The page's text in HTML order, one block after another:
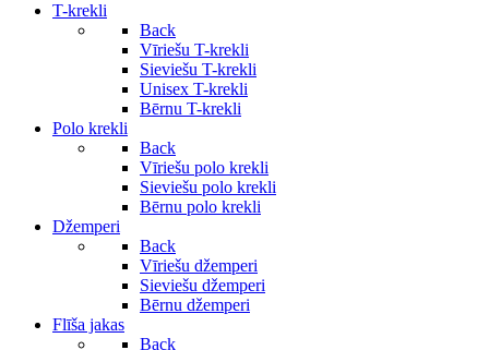
T-krekli
Back
Vīriešu T-krekli
Sieviešu T-krekli
Unisex T-krekli
Bērnu T-krekli
Polo krekli
Back
Vīriešu polo krekli
Sieviešu polo krekli
Bērnu polo krekli
Džemperi
Back
Vīriešu džemperi
Sieviešu džemperi
Bērnu džemperi
Flīša jakas
Back